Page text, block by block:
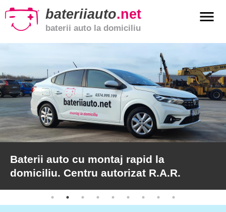
bateriiauto.net
baterii auto la domiciliu
menu
Baterii
moto
Baterii
de
camion
Baterii auto cu montaj rapid la
domiciliu. Centru autorizat R.A.R.